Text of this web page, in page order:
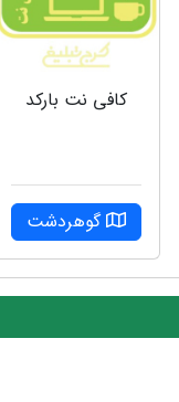
کافی نت بارکد
گوهردشت